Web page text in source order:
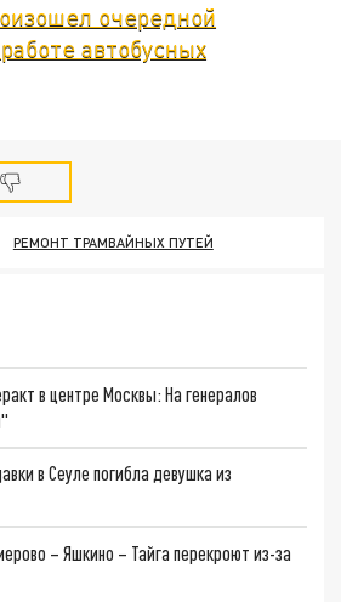
очередной
автобусных
РЕМОНТ ТРАМВАЙНЫХ ПУТЕЙ
в центре Москвы: На генералов
в Сеуле погибла девушка из
– Яшкино – Тайга перекроют из-за